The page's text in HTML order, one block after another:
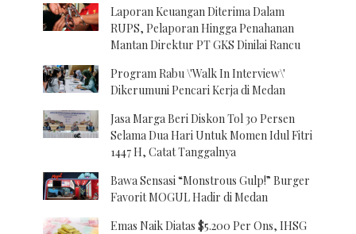
Laporan Keuangan Diterima Dalam
RUPS, Pelaporan Hingga Penahanan
Mantan Direktur PT GKS Dinilai Rancu
Program Rabu \'Walk In Interview\'
Dikerumuni Pencari Kerja di Medan
Jasa Marga Beri Diskon Tol 30 Persen
Selama Dua Hari Untuk Momen Idul Fitri
1447 H, Catat Tanggalnya
Bawa Sensasi “Monstrous Gulp!” Burger
Favorit MOGUL Hadir di Medan
Emas Naik Diatas $5.200 Per Ons, IHSG